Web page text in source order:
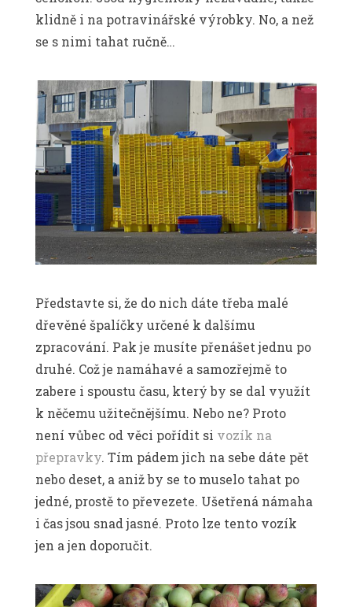
klidně i na potravinářské výrobky. No, a než
se s nimi tahat ručně…
Představte si, že do nich dáte třeba malé
dřevěné špalíčky určené k dalšímu
zpracování. Pak je musíte přenášet jednu po
druhé. Což je namáhavé a samozřejmě to
zabere i spoustu času, který by se dal využít
k něčemu užitečnějšímu. Nebo ne? Proto
není vůbec od věci pořídit si vozík na
přepravky. Tím pádem jich na sebe dáte pět
nebo deset, a aniž by se to muselo tahat po
jedné, prostě to převezete. Ušetřená námaha
i čas jsou snad jasné. Proto lze tento vozík
jen a jen doporučit.